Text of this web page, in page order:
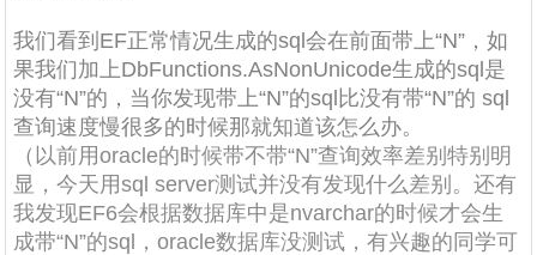
我们看到EF正常情况生成的sql会在前面带上“N”，如
果我们加上DbFunctions.AsNonUnicode生成的sql是
没有“N”的，当你发现带上“N”的sql比没有带“N”的 sql
查询速度慢很多的时候那就知道该怎么办。
（ 以前用oracle的时候带不带“N”查询效率差别特别明
显，今天用sql server测试并没有发现什么差别 。还有
我发现EF6会根据数据库中是nvarchar的时候才会生
成带“N”的sql，oracle数据库没测试，有兴趣的同学可